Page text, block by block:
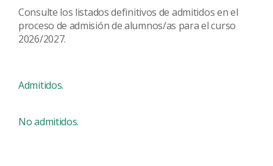
Consulte los listados definitivos de admitidos en el
proceso de admisión de alumnos/as para el curso
2026/2027.
Admitidos.
No admitidos.